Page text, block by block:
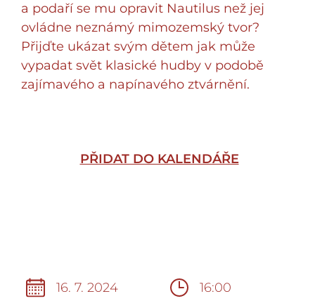
a podaří se mu opravit Nautilus než jej
ovládne neznámý mimozemský tvor?
Přijďte ukázat svým dětem jak může
vypadat svět klasické hudby v podobě
zajímavého a napínavého ztvárnění.
PŘIDAT DO KALENDÁŘE
16. 7. 2024 16:00